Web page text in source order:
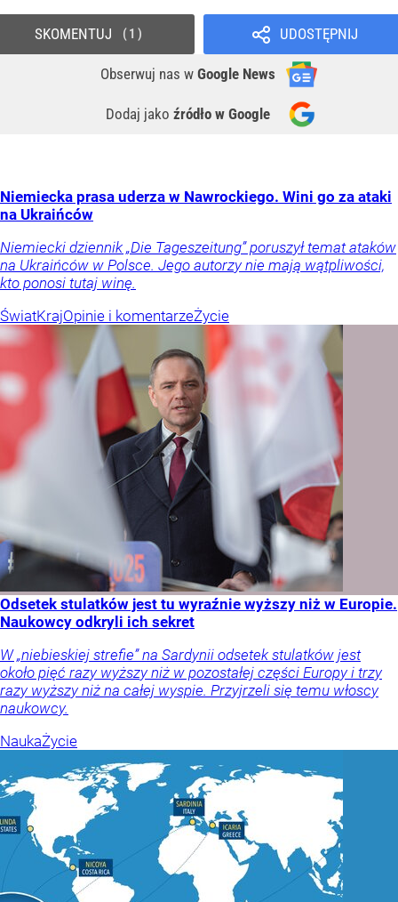
UDOSTĘPNIJ
Obserwuj nas w Google News
Dodaj jako źródło w Google
SKOMENTUJ 1
Niemiecka prasa uderza w Nawrockiego. Wini go za ataki
na Ukraińców
Niemiecki dziennik „Die Tageszeitung” poruszył temat ataków
na Ukraińców w Polsce. Jego autorzy nie mają wątpliwości,
kto ponosi tutaj winę.
ŚwiatKrajOpinie i komentarzeŻycie
Odsetek stulatków jest tu wyraźnie wyższy niż w Europie.
Naukowcy odkryli ich sekret
W „niebieskiej strefie” na Sardynii odsetek stulatków jest
około pięć razy wyższy niż w pozostałej części Europy i trzy
razy wyższy niż na całej wyspie. Przyjrzeli się temu włoscy
naukowcy.
NaukaŻycie